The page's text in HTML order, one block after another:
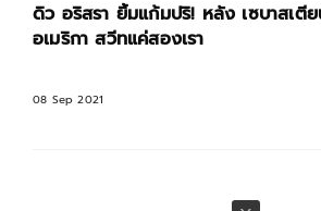
ดิว อริสรา ยิ้มแก้มปริ! หลัง เซบาสเตี
อเมริกา สวีทแค่สองเรา
08 Sep 2021